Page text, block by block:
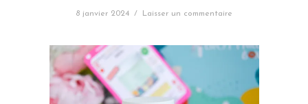
8 janvier 2024 / Laisser un commentaire